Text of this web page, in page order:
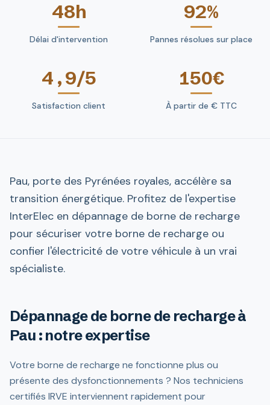
48h
Délai d'intervention
92%
Pannes résolues sur place
4,9/5
Satisfaction client
150€
À partir de € TTC
Pau, porte des Pyrénées royales, accélère sa
transition énergétique. Profitez de l'expertise
InterElec en dépannage de borne de recharge
pour sécuriser votre borne de recharge ou
confier l'électricité de votre véhicule à un vrai
spécialiste.
Dépannage de borne de recharge à
Pau : notre expertise
Votre borne de recharge ne fonctionne plus ou
présente des dysfonctionnements ? Nos techniciens
certifiés IRVE interviennent rapidement pour